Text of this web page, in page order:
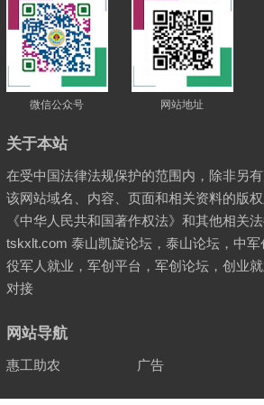
微信公众号 网站地址
关于本站
在受中国法律法规保护的范围内，除非另
该网站域名、内容、页面和相关资料的版
《中华人民共和国著作权法》和其他相关
tskxlt.com 泰山凯旋论坛，泰山论坛，中
役军人就业，军创平台，军创论坛，创业
对接
网站导航
惠工助农 广告